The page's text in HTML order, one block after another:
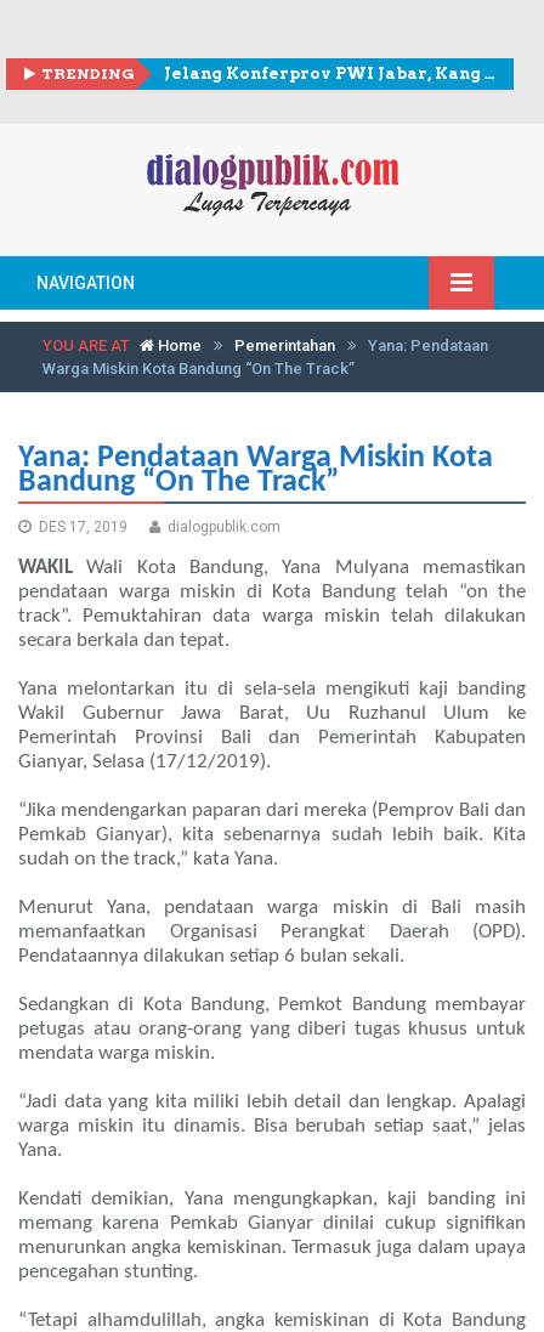
TRENDING Jelang Konferprov PWI Jabar, Kang Andy berkunjung ke Sekretariat PWI Kota Bogor
NAVIGATION
YOU ARE AT Home Pemerintahan
Yana: Pendataan
Warga Miskin Kota Bandung “On The Track”
Yana: Pendataan Warga Miskin Kota
Bandung “On The Track”
DES 17, 2019 dialogpublik.com
WAKIL Wali Kota Bandung, Yana Mulyana memastikan
pendataan warga miskin di Kota Bandung telah “on the
track”. Pemuktahiran data warga miskin telah dilakukan
secara berkala dan tepat.
Yana melontarkan itu di sela-sela mengikuti kaji banding
Wakil Gubernur Jawa Barat, Uu Ruzhanul Ulum ke
Pemerintah Provinsi Bali dan Pemerintah Kabupaten
Gianyar, Selasa (17/12/2019).
“Jika mendengarkan paparan dari mereka (Pemprov Bali dan
Pemkab Gianyar), kita sebenarnya sudah lebih baik. Kita
sudah on the track,” kata Yana.
Menurut Yana, pendataan warga miskin di Bali masih
memanfaatkan Organisasi Perangkat Daerah (OPD).
Pendataannya dilakukan setiap 6 bulan sekali.
Sedangkan di Kota Bandung, Pemkot Bandung membayar
petugas atau orang-orang yang diberi tugas khusus untuk
mendata warga miskin.
“Jadi data yang kita miliki lebih detail dan lengkap. Apalagi
warga miskin itu dinamis. Bisa berubah setiap saat,” jelas
Yana.
Kendati demikian, Yana mengungkapkan, kaji banding ini
memang karena Pemkab Gianyar dinilai cukup signifikan
menurunkan angka kemiskinan. Termasuk juga dalam upaya
pencegahan stunting.
“Tetapi alhamdulillah, angka kemiskinan di Kota Bandung